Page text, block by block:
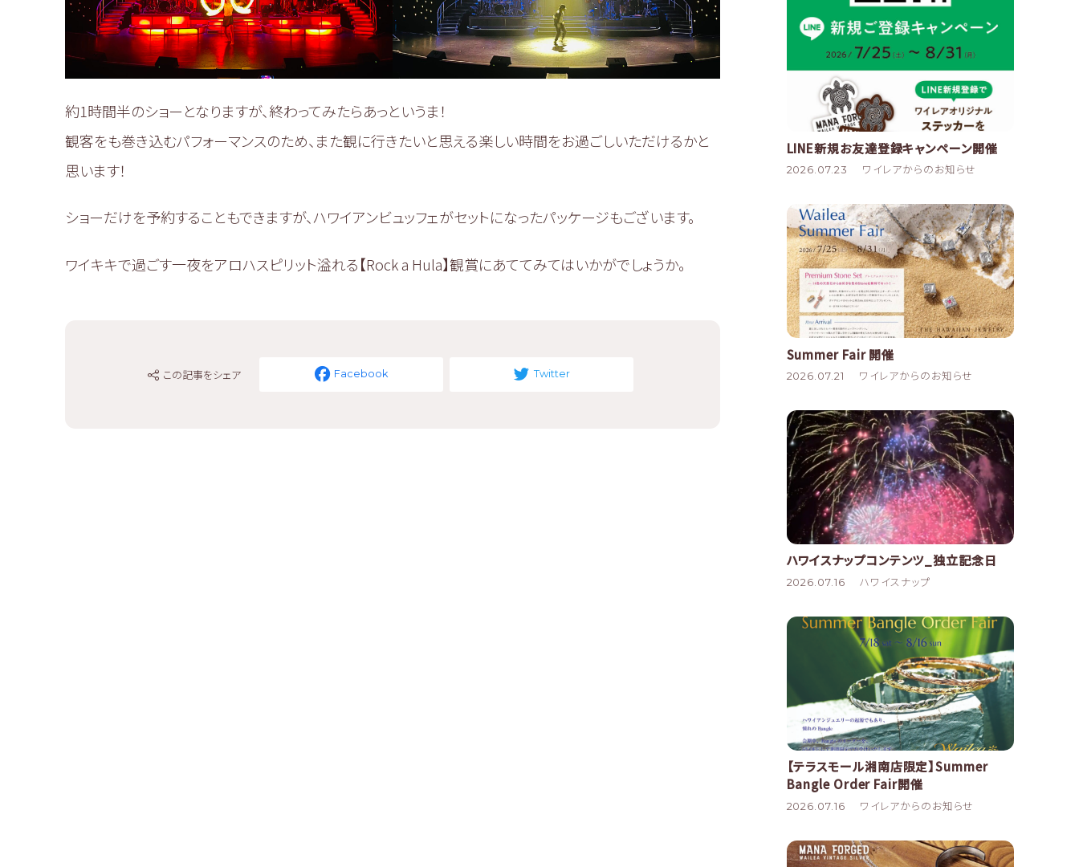
約1時間半のショーとなりますが、終わってみたらあっというま！
観客をも巻き込むパフォーマンスのため、また観に行きたいと思える楽しい時間をお過ごしいただけるかと
思います！
ショーだけを予約することもできますが、ハワイアンビュッフェがセットになったパッケージもございます。
ワイキキで過ごす一夜をアロハスピリット溢れる【Rock a Hula】観賞にあててみてはいかがでしょうか。
この記事をシェア Facebook Twitter
LINE新規お友達登録キャンペーン開催
2026.07.23 ワイレアからのお知らせ
Summer Fair 開催
2026.07.21 ワイレアからのお知らせ
ハワイスナップコンテンツ_独立記念日
2026.07.16 ハワイスナップ
【テラスモール湘南店限定】Summer
Bangle Order Fair開催
2026.07.16 ワイレアからのお知らせ